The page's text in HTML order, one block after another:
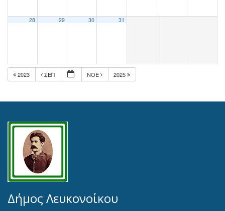
28 29 30 31
2023 ΣΕΠ ΝΟΈ 2025
Δήμος Λευκονοίκου